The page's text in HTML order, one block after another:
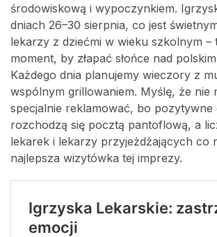
środowiskową i wypoczynkiem.
dniach 26–30 sierpnia, co jest
lekarzy z dziećmi w wieku szkolnym –
moment, by złapać słońce nad
Każdego dnia planujemy wieczory z
wspólnym grillowaniem. Myślę, że nie
specjalnie reklamować, bo pozytywne
rozchodzą się pocztą pantoflową, a
lekarek i lekarzy przyjeżdżających co
najlepsza wizytówka tej imprezy.